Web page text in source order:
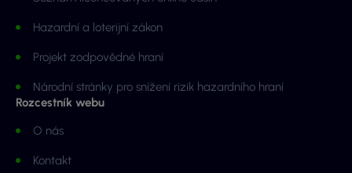
Hazardní a loterijní zákon
Projekt zodpovědné hraní
Národní stránky pro snížení rizik hazardního hraní
Rozcestník webu
O nás
Kontakt